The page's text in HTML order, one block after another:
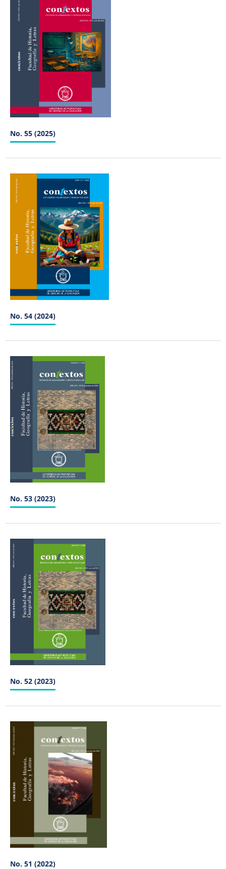
No. 55 (2025)
No. 54 (2024)
No. 53 (2023)
No. 52 (2023)
No. 51 (2022)